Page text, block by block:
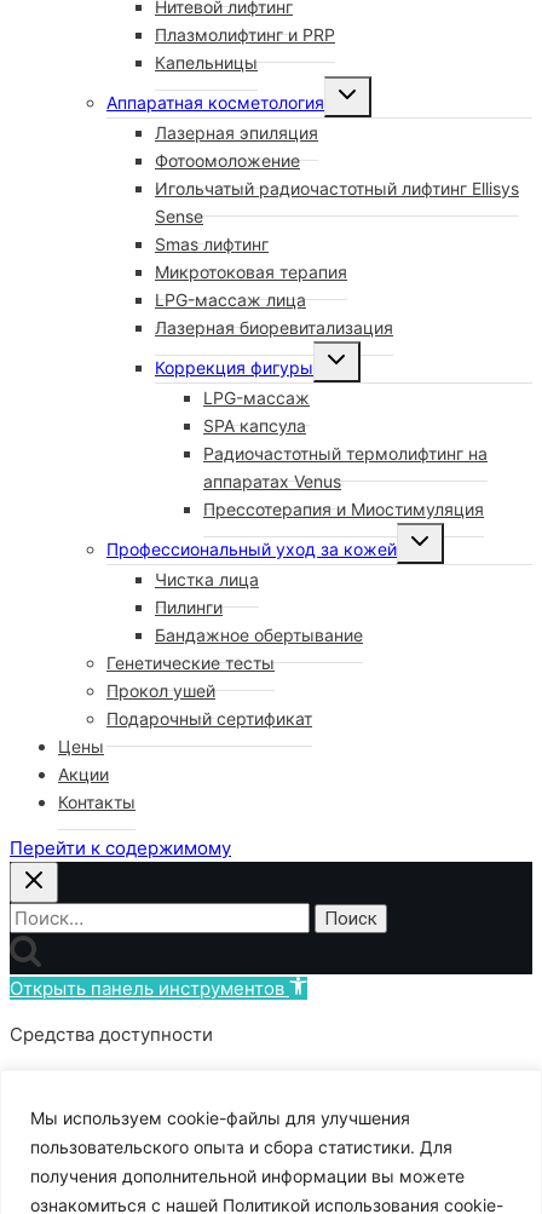
Мы используем сооkіе-файлы для улучшения
пользовательского опыта и сбора статистики. Для
получения дополнительной информации вы можете
ознакомиться с нашей Политикой использования cookie-
Нитевой лифтинг
Плазмолифтинг и PRP
Капельницы
Аппаратная косметология
Переключить
Дочернее
Лазерная эпиляция
Фотоомоложение
Игольчатый радиочастотный лифтинг Ellisys
Sense
Smas лифтинг
Микротоковая терапия
LPG-массаж лица
Лазерная биоревитализация
Коррекция фигуры
Переключить
Дочернее
LPG-массаж
SPA капсула
Радиочастотный термолифтинг на
аппаратах Venus
Прессотерапия и Миостимуляция
Профессиональный уход за кожей
Переключить
Дочернее
Чистка лица
Пилинги
Бандажное обертывание
Генетические тесты
Прокол ушей
Подарочный сертификат
Цены
Акции
Контакты
Перейти к содержимому
Найти:
Открыть панель инструментов
Средства доступности
Уменьшение текста
Негативный контраст